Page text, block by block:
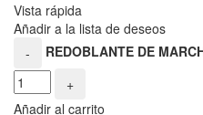
Vista rápida
Añadir a la lista de deseos
-
REDOBLANTE DE
+
Añadir al carrito